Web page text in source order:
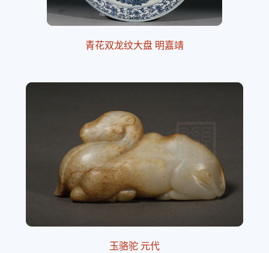
青花双龙纹大盘 明嘉靖
玉骆驼 元代